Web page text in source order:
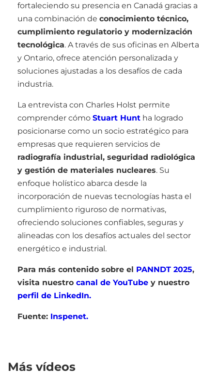
fortaleciendo su presencia en Canadá gracias a
una combinación de conocimiento técnico,
cumplimiento regulatorio y modernización
tecnológica. A través de sus oficinas en Alberta
y Ontario, ofrece atención personalizada y
soluciones ajustadas a los desafíos de cada
industria.
La entrevista con Charles Holst permite
comprender cómo Stuart Hunt ha logrado
posicionarse como un socio estratégico para
empresas que requieren servicios de
radiografía industrial, seguridad radiológica
y gestión de materiales nucleares. Su
enfoque holístico abarca desde la
incorporación de nuevas tecnologías hasta el
cumplimiento riguroso de normativas,
ofreciendo soluciones confiables, seguras y
alineadas con los desafíos actuales del sector
energético e industrial.
Para más contenido sobre el PANNDT 2025,
visita nuestro canal de YouTube y nuestro
perfil de LinkedIn.
Fuente: Inspenet.
Más vídeos